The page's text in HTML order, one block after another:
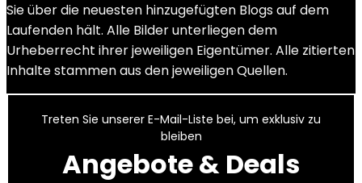
Sie über die neuesten hinzugefügten Blogs auf dem
Laufenden hält. Alle Bilder unterliegen dem
Urheberrecht ihrer jeweiligen Eigentümer. Alle zitierten
Inhalte stammen aus den jeweiligen Quellen.
Treten Sie unserer E-Mail-Liste bei, um exklusiv zu
bleiben
Angebote & Deals